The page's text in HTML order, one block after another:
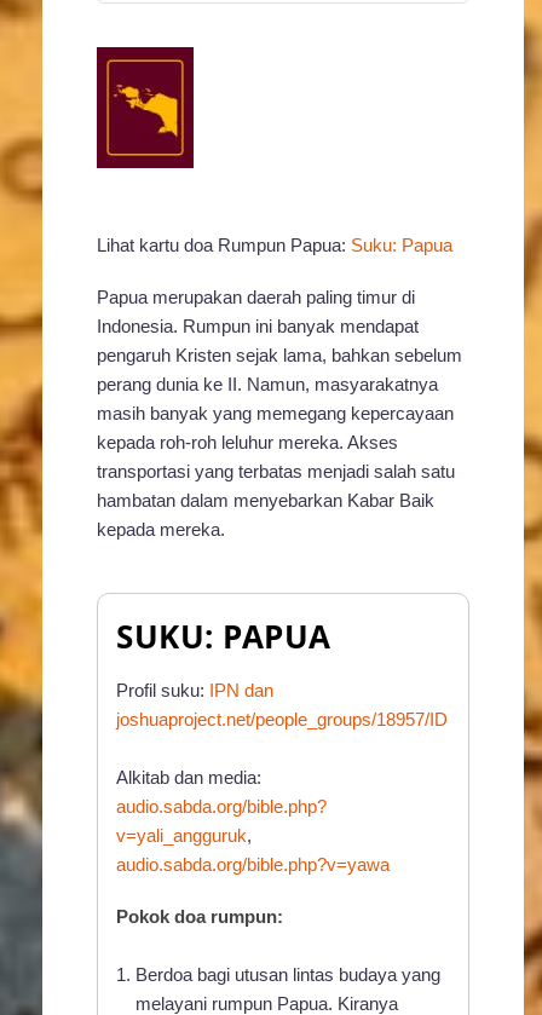
Lihat kartu doa Rumpun Papua: Suku: Papua
Papua merupakan daerah paling timur di
Indonesia. Rumpun ini banyak mendapat
pengaruh Kristen sejak lama, bahkan sebelum
perang dunia ke II. Namun, masyarakatnya
masih banyak yang memegang kepercayaan
kepada roh-roh leluhur mereka. Akses
transportasi yang terbatas menjadi salah satu
hambatan dalam menyebarkan Kabar Baik
kepada mereka.
SUKU: PAPUA
Profil suku: IPN dan
joshuaproject.net/people_groups/18957/ID
Alkitab dan media:
audio.sabda.org/bible.php?
v=yali_angguruk,
audio.sabda.org/bible.php?v=yawa
Pokok doa rumpun:
Berdoa bagi utusan lintas budaya yang
melayani rumpun Papua. Kiranya